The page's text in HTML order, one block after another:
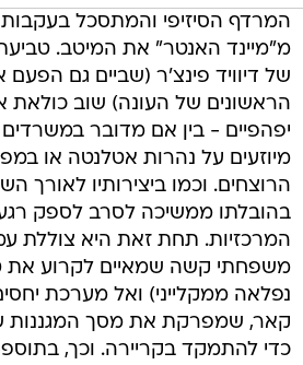
המרדף הסיזיפי והמתסכל
מ"מיינד האנטר" את המיטב.
של דיוויד פינצ'ר (שביים גם
הראשונים של העונה) שוב כולאת
יפהפיים - בין אם מדובר
מיוזעים על נהרות אטלנטה או
הרוצחים. וכמו ביצירותיו לאורך
בהובלתו ממשיכה לסרב לספק
המרכזיות. תחת זאת היא צוללת
משפחתי קשה שמאיים לקרוע את
נפלאה ממקלייני) ואל מערכת
קאר, שמפרקת את מסך
כדי להתמקד בקריירה. וכך,